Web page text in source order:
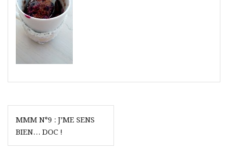
Navigation
de
l’article
MMM N°9 : J’ME SENS
BIEN… DOC !